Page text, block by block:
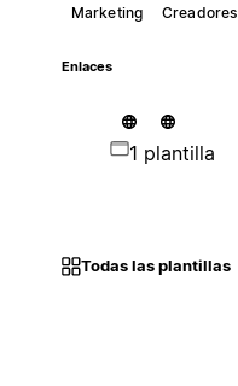
Marketing Creadores
Enlaces
1 plantilla
Todas las plantillas